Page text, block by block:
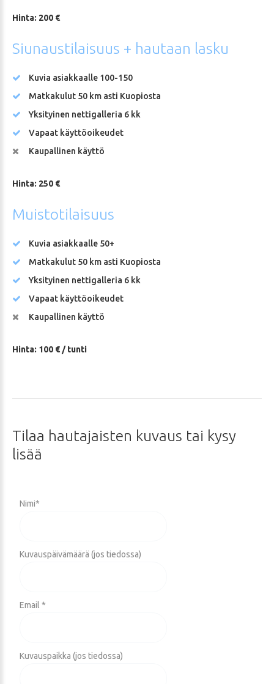
Hinta: 200 €
Siunaustilaisuus + hautaan lasku
Kuvia asiakkaalle 100-150
Matkakulut 50 km asti Kuopiosta
Yksityinen nettigalleria 6 kk
Vapaat käyttöoikeudet
Kaupallinen käyttö
Hinta: 250 €
Muistotilaisuus
Kuvia asiakkaalle 50+
Matkakulut 50 km asti Kuopiosta
Yksityinen nettigalleria 6 kk
Vapaat käyttöoikeudet
Kaupallinen käyttö
Hinta: 100 € / tunti
Tilaa hautajaisten kuvaus tai kysy
lisää
Nimi*
Kuvauspäivämäärä (jos tiedossa)
Email *
Kuvauspaikka (jos tiedossa)